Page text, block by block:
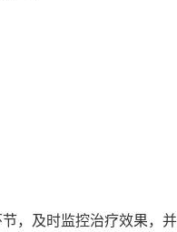
，及时监控治疗效果，